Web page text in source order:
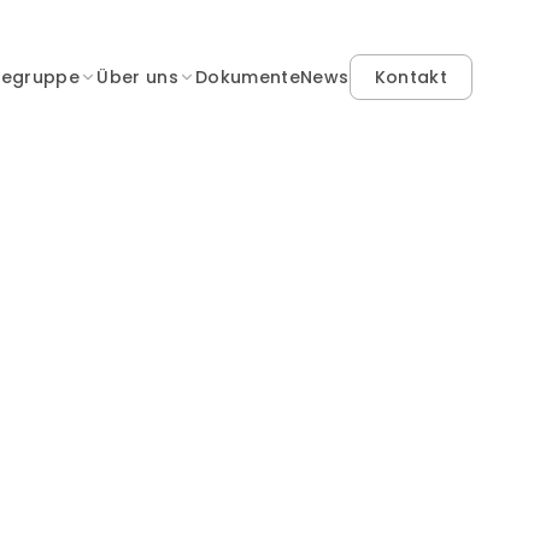
Über uns DokumenteNews Kontakt